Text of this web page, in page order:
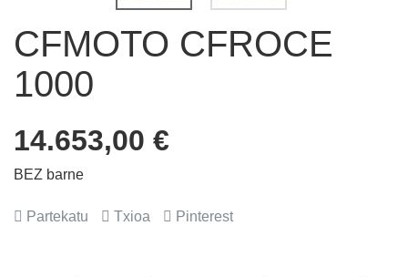
CFMOTO CFROCE
1000
14.653,00 €
BEZ barne
Partekatu Txioa Pinterest